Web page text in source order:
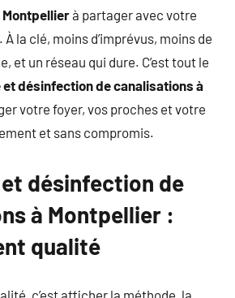
à partager avec votre
la clé, moins d’imprévus, moins de
et un réseau qui dure. C’est tout le
et désinfection de canalisations à
votre foyer, vos proches et votre
et sans compromis.
désinfection de
à Montpellier :
qualité
c’est afficher la méthode, la